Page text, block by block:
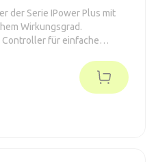
der Serie IPower Plus mit
Wirkungsgrad.
Controller für einfache